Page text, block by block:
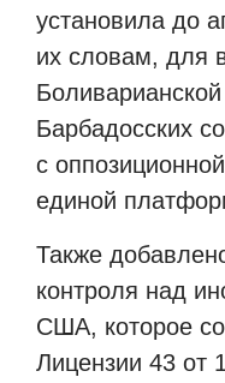
установила до
их словам, для
Барбадосских
с
единой
Также
контроля над
США, которое
Лицензии 43 от